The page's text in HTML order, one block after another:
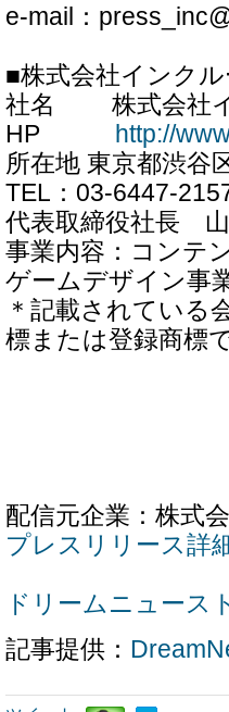
e-mail：
■株式会社インク
社名 株式会社イ
HP
http://
所在地 東京都渋谷
TEL：03-6447-
代表取締役社長 山
事業内容：コンテ
ゲームデザイン事
＊記載されている
標または登録商標で
配信元企業：株式
プレスリリース詳
ドリームニュース
記事提供：